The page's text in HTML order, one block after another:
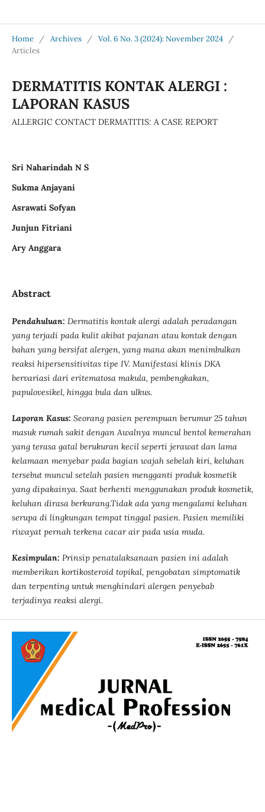
Home / Archives / Vol. 6 No. 3 (2024): November 2024
/
Articles
DERMATITIS KONTAK ALERGI :
LAPORAN KASUS
ALLERGIC CONTACT DERMATITIS: A CASE REPORT
Sri Naharindah N S
Sukma Anjayani
Asrawati Sofyan
Junjun Fitriani
Ary Anggara
Abstract
Pendahuluan: Dermatitis kontak alergi adalah peradangan
yang terjadi pada kulit akibat pajanan atau kontak dengan
bahan yang bersifat alergen, yang mana akan menimbulkan
reaksi hipersensitivitas tipe IV. Manifestasi klinis DKA
bervariasi dari eritematosa makula, pembengkakan,
papulovesikel, hingga bula dan ulkus.
Laporan Kasus: Seorang pasien perempuan berumur 25 tahun
masuk rumah sakit dengan Awalnya muncul bentol kemerahan
yang terasa gatal berukuran kecil seperti jerawat dan lama
kelamaan menyebar pada bagian wajah sebelah kiri, keluhan
tersebut muncul setelah pasien mengganti produk kosmetik
yang dipakainya. Saat berhenti menggunakan produk kosmetik,
keluhan dirasa berkurang.Tidak ada yang mengalami keluhan
serupa di lingkungan tempat tinggal pasien. Pasien memiliki
riwayat pernah terkena cacar air pada usia muda.
Kesimpulan: Prinsip penatalaksanaan pasien ini adalah
memberikan kortikosteroid topikal, pengobatan simptomatik
dan terpenting untuk menghindari alergen penyebab
terjadinya reaksi alergi.